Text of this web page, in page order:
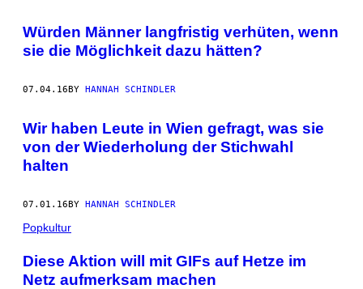
Würden Männer langfristig verhüten, wenn
sie die Möglichkeit dazu hätten?
07.04.16BY HANNAH SCHINDLER
Wir haben Leute in Wien gefragt, was sie
von der Wiederholung der Stichwahl
halten
07.01.16BY HANNAH SCHINDLER
Popkultur
Diese Aktion will mit GIFs auf Hetze im
Netz aufmerksam machen